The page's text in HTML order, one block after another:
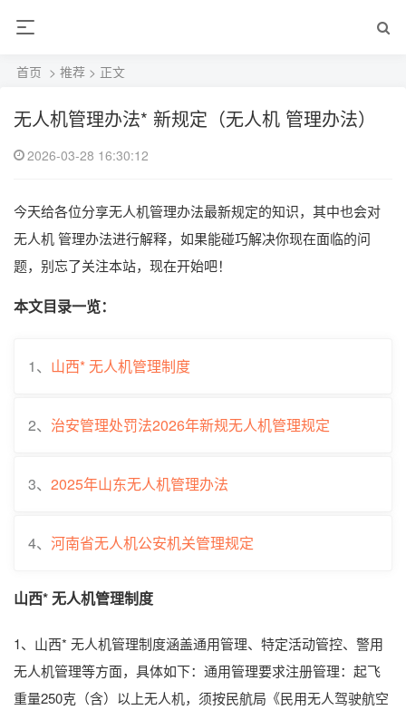
首页 > 推荐 > 正文
无人机管理办法* 新规定（无人机 管理办法）
2026-03-28 16:30:12
今天给各位分享无人机管理办法最新规定的知识，其中也会对
无人机 管理办法进行解释，如果能碰巧解决你现在面临的问
题，别忘了关注本站，现在开始吧！
本文目录一览：
1、 山西* 无人机管理制度
2、 治安管理处罚法2026年新规无人机管理规定
3、 2025年山东无人机管理办法
4、 河南省无人机公安机关管理规定
山西* 无人机管理制度
1、山西* 无人机管理制度涵盖通用管理、特定活动管控、警用
无人机管理等方面，具体如下：通用管理要求注册管理：起飞
重量250克（含）以上无人机，须按民航局《民用无人驾驶航空